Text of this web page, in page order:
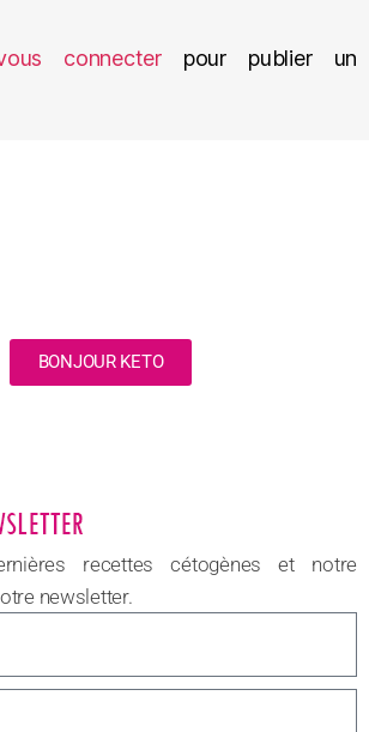
connecterpour publier un
BONJOUR KETO
recettes cétogènes et notre
newsletter.